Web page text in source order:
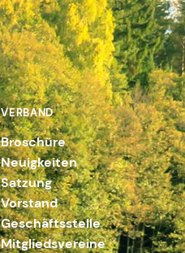
VERBAND
Broschüre
Neuigkeiten
Satzung
Vorstand
Geschäftsstelle
Mitgliedsvereine